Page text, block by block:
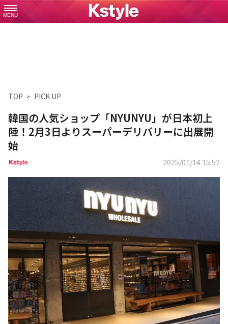
MENU
TOP PICK UP
韓国の人気ショップ「NYUNYU」が日本初上
陸！2月3日よりスーパーデリバリーに出展開
始
2025/01/14 15:52